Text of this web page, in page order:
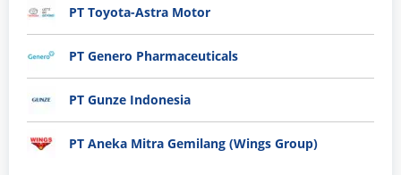
PT Toyota-Astra Motor
PT Genero Pharmaceuticals
PT Gunze Indonesia
PT Aneka Mitra Gemilang (Wings Group)